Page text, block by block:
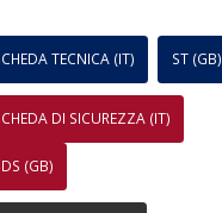
TECNICA (IT) ST (GB)
DI SICUREZZA (IT)
(GB)